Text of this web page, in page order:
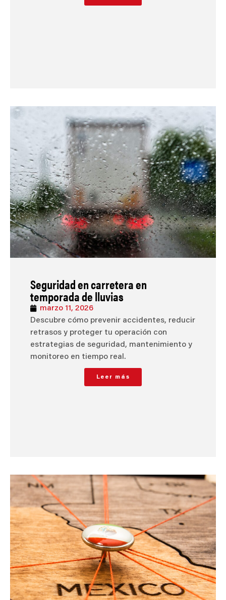
Seguridad en carretera en
temporada de lluvias
marzo 11, 2026
Descubre cómo prevenir accidentes, reducir
retrasos y proteger tu operación con
estrategias de seguridad, mantenimiento y
monitoreo en tiempo real.
Leer más